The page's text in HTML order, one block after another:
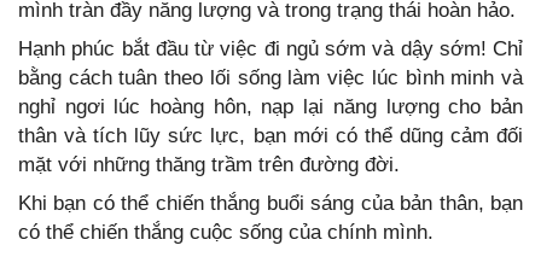
mình tràn đầy năng lượng và trong trạng thái hoàn hảo.
Hạnh phúc bắt đầu từ việc đi ngủ sớm và dậy sớm! Chỉ
bằng cách tuân theo lối sống làm việc lúc bình minh và
nghỉ ngơi lúc hoàng hôn, nạp lại năng lượng cho bản
thân và tích lũy sức lực, bạn mới có thể dũng cảm đối
mặt với những thăng trầm trên đường đời.
Khi bạn có thể chiến thắng buổi sáng của bản thân, bạn
có thể chiến thắng cuộc sống của chính mình.